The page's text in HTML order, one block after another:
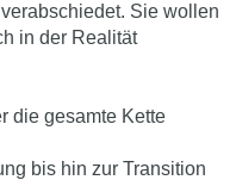
Sie wollen
in der Realität
die gesamte Kette
bis hin zur Transition